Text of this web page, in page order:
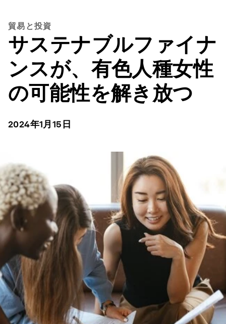
貿易と投資
サステナブルファイナ
ンスが、有色人種女性
の可能性を解き放つ
2024年1月15日